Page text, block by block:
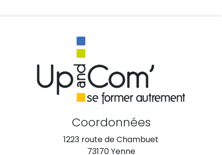
Coordonnées
1223 route de Chambuet
73170 Yenne